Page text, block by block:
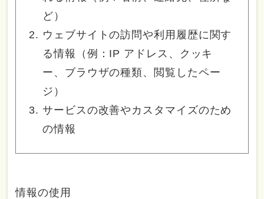
ど）
ウェブサイトの訪問や利用履歴に関す
る情報（例：IP アドレス、クッキ
ー、ブラウザの種類、閲覧したペー
ジ）
サービスの改善やカスタマイズのため
の情報
情報の使用